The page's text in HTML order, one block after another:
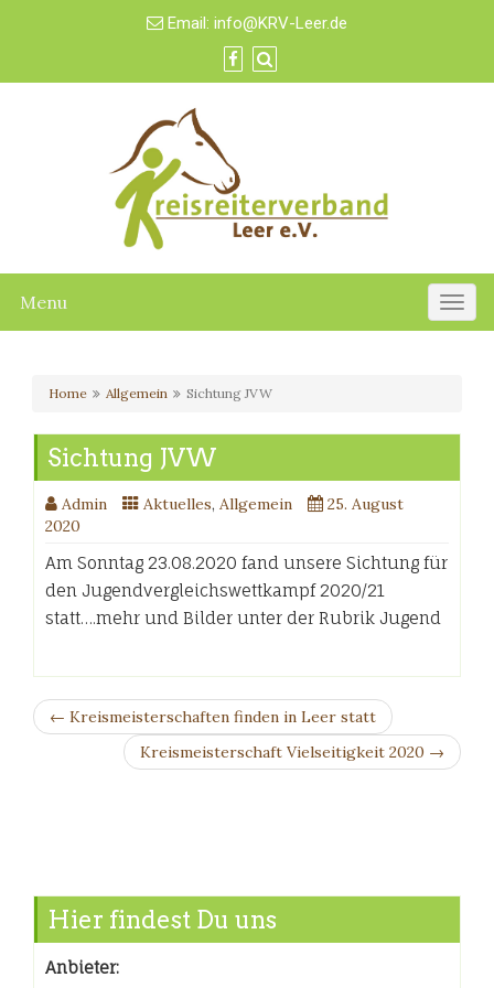
Email: info@KRV-Leer.de
Menu
Home Allgemein Sichtung JVW
Sichtung JVW
Admin Aktuelles, Allgemein
25. August
2020
Am Sonntag 23.08.2020 fand unsere Sichtung für
den Jugendvergleichswettkampf 2020/21
statt….mehr und Bilder unter der Rubrik Jugend
← Kreismeisterschaften finden in Leer statt
Kreismeisterschaft Vielseitigkeit 2020 →
Hier findest Du uns
Anbieter: